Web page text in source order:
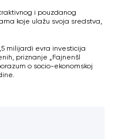
i pouzdanog
koje ulažu svoja sredstva,
milijardi evra investicija
priznanje „Fajnenšl
o socio-ekonomskoj